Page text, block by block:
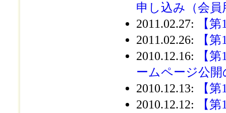
申し込み（会員
2011.02.27:
【
2011.02.26:
【
2010.12.16:
【
ームページ公
2010.12.13:
【
2010.12.12:
【